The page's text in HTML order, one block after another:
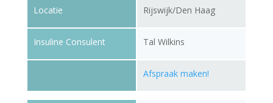
Locatie
Insuline Consulent
Rijswijk/Den Haag
Tal Wilkins
Afspraak maken!